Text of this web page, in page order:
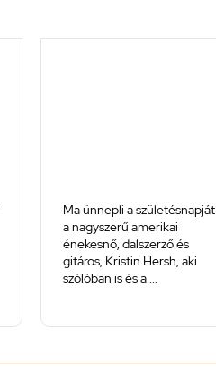
Ma ünnepli a születésnapját
a nagyszerű amerikai
énekesnő, dalszerző és
gitáros, Kristin Hersh, aki
szólóban is és a ...